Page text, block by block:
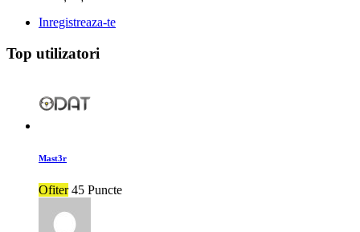
Inregistreaza-te
Top utilizatori
Mast3r
Ofiter 45 Puncte